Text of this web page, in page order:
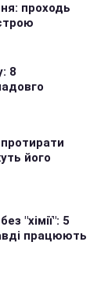
проходь
8
його
"хімії": 5
працюють